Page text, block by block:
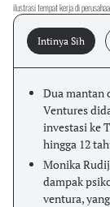
ilustrasi tempat kerja di
Intinya Sih
Dua mantan
Ventures
investasi ke
hingga 12
Monika
dampak
ventura,